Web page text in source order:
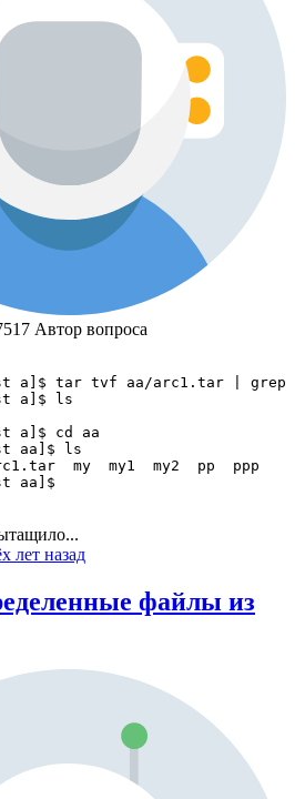
Автор вопроса
a]$ tar tvf aa/arc1.tar |
a]$ ls
a]$ cd aa
aa]$ ls
my  my1  my2  pp  ppp
aa]$
лет назад
файлы из